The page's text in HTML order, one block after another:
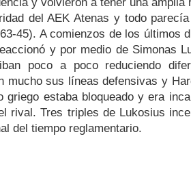
del AEK Atenas y todo
45). A comienzos de los últimos
y por medio de Simonas
poco a poco reduciendo
mucho sus líneas defensivas y
griego estaba bloqueado y era
rival. Tres triples de Lukosius
del tiempo reglamentario.